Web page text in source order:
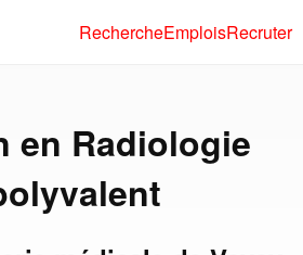
RechercheEmploisRecruter
en Radiologie